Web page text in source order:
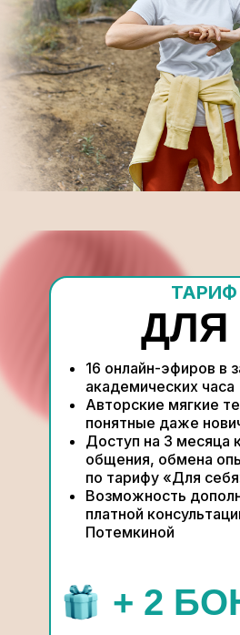
ТАРИФ
16 онлайн-эфиров в
академических часа
Авторские мягкие
понятные даже
Доступ на 3 месяца
общения, обмена
по тарифу «Для
Возможность
платной
Потемкиной
ДЛЯ
+ 2